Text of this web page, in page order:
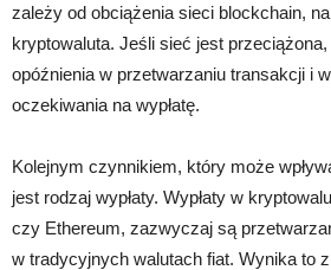
zależy od obciążenia sieci blockchain, na
kryptowaluta. Jeśli sieć jest
opóźnienia w przetwarzaniu transakcji i
oczekiwania na wypłatę.
Kolejnym czynnikiem, który może
jest rodzaj wypłaty. Wypłaty w
czy Ethereum, zazwyczaj są
w tradycyjnych walutach fiat. Wynika to